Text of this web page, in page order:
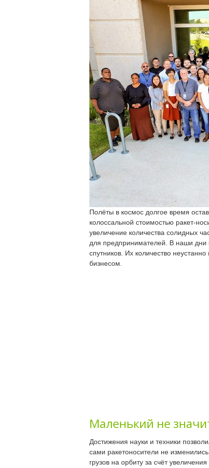
Полёты в космос долгое время
колоссальной стоимостью ракет-
увеличение количества солидных
для предпринимателей. В наши дни
спутников. Их количество
бизнесом.
Маленький не
Достижения науки и техники
сами ракетоносители не
грузов на орбиту за счёт